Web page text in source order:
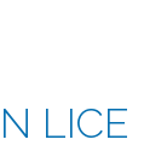
LICE